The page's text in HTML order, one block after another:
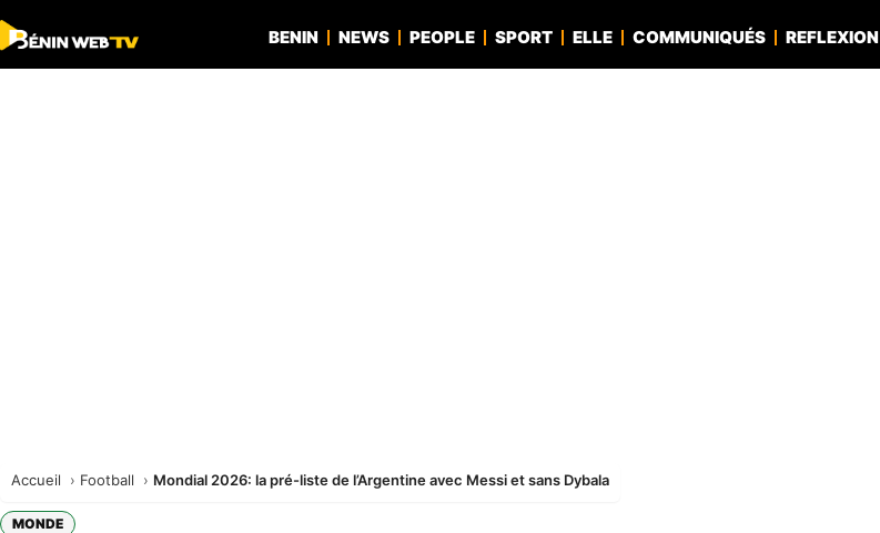
BENIN NEWS PEOPLE SPORT ELLE COMMUNIQUÉS REFLEXION
Accueil Football Mondial 2026: la pré-liste de l’Argentine avec Messi et sans Dybala
MONDE